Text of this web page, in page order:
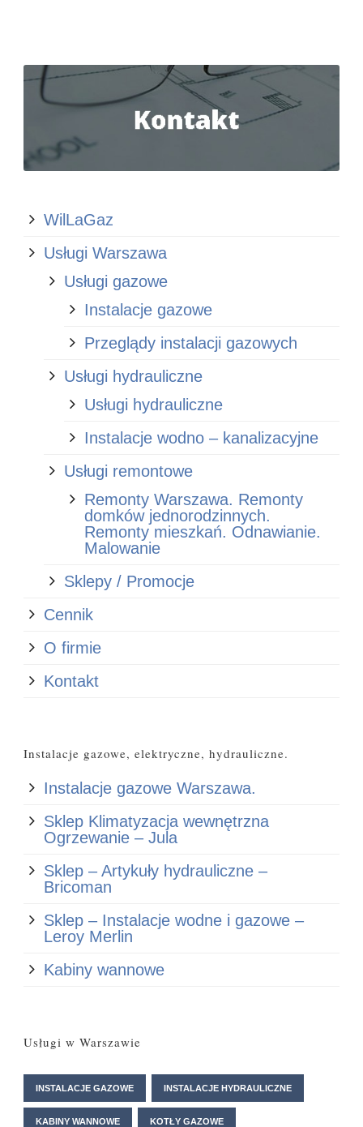
WilLaGaz
Usługi Warszawa
Usługi gazowe
Instalacje gazowe
Przeglądy instalacji gazowych
Usługi hydrauliczne
Usługi hydrauliczne
Instalacje wodno – kanalizacyjne
Usługi remontowe
Remonty Warszawa. Remonty
domków jednorodzinnych.
Remonty mieszkań. Odnawianie.
Malowanie
Sklepy / Promocje
Cennik
O firmie
Kontakt
Instalacje gazowe, elektryczne, hydrauliczne.
Instalacje gazowe Warszawa.
Sklep Klimatyzacja wewnętrzna
Ogrzewanie – Jula
Sklep – Artykuły hydrauliczne –
Bricoman
Sklep – Instalacje wodne i gazowe –
Leroy Merlin
Kabiny wannowe
Usługi w Warszawie
INSTALACJE GAZOWE INSTALACJE HYDRAULICZNE
KABINY WANNOWE KOTŁY GAZOWE